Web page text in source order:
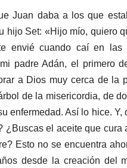
Juan daba a los que
hijo Set: «Hijo mío, quiero
envié cuando caí en
padre Adán, el primero
a Dios muy cerca de la
de la misericordia, de
enfermedad. Así lo hice.
¿Buscas el aceite que
Esto no se encuentra
desde la creación del